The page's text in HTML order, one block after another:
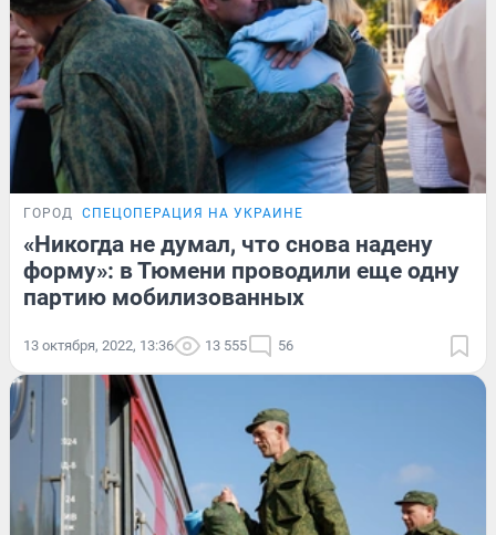
ГОРОД СПЕЦОПЕРАЦИЯ НА УКРАИНЕ
«Никогда не думал, что снова надену
форму»: в Тюмени проводили еще одну
партию мобилизованных
13 октября, 2022, 13:36 13 555 56